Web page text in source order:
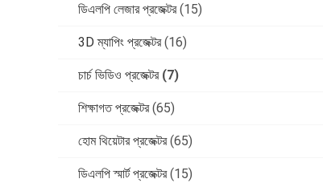
ডিএলপি লেজার প্রজেক্টর (15)
3D ম্যাপিং প্রজেক্টর (16)
চার্চ ভিডিও প্রজেক্টর (7)
শিক্ষাগত প্রজেক্টর (65)
হোম থিয়েটার প্রজেক্টর (65)
ডিএলপি স্মার্ট প্রজেক্টর (15)